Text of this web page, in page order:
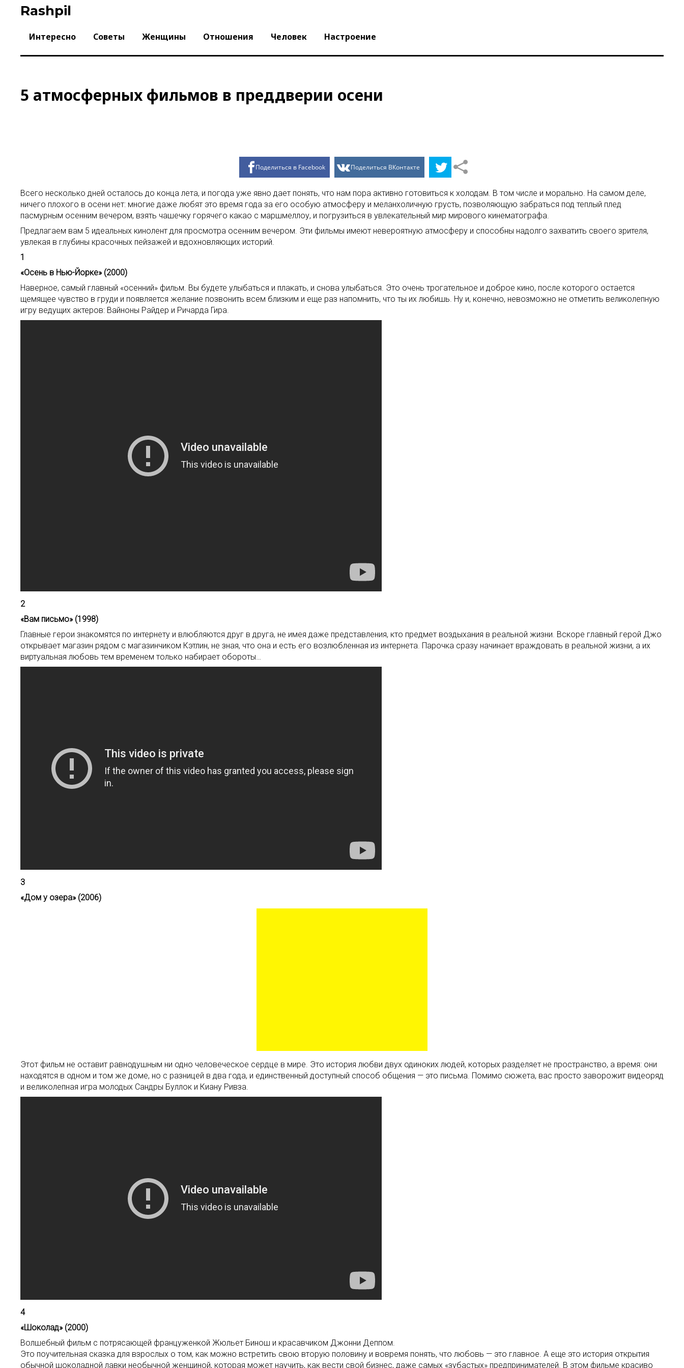
Rashpil
Интересно Советы Женщины Отношения Человек Настроение
5 атмосферных фильмов в преддверии осени
Поделиться в Facebook Поделиться ВКонтакте
Всего несколько дней осталось до конца лета, и погода уже явно дает понять, что нам пора активно готовиться к холодам. В том числе и морально. На самом деле,
ничего плохого в осени нет: многие даже любят это время года за его особую атмосферу и меланхоличную грусть, позволяющую забраться под теплый плед
пасмурным осенним вечером, взять чашечку горячего какао с маршмеллоу, и погрузиться в увлекательный мир мирового кинематографа.
Предлагаем вам 5 идеальных кинолент для просмотра осенним вечером. Эти фильмы имеют невероятную атмосферу и способны надолго захватить своего зрителя,
увлекая в глубины красочных пейзажей и вдохновляющих историй.
1
«Осень в Нью-Йорке» (2000)
Наверное, самый главный «осенний» фильм. Вы будете улыбаться и плакать, и снова улыбаться. Это очень трогательное и доброе кино, после которого остается
щемящее чувство в груди и появляется желание позвонить всем близким и еще раз напомнить, что ты их любишь. Ну и, конечно, невозможно не отметить великолепную
игру ведущих актеров: Вайноны Райдер и Ричарда Гира.
2
«Вам письмо» (1998)
Главные герои знакомятся по интернету и влюбляются друг в друга, не имея даже представления, кто предмет воздыхания в реальной жизни. Вскоре главный герой Джо
открывает магазин рядом с магазинчиком Кэтлин, не зная, что она и есть его возлюбленная из интернета. Парочка сразу начинает враждовать в реальной жизни, а их
виртуальная любовь тем временем только набирает обороты…
3
«Дом у озера» (2006)
Этот фильм не оставит равнодушным ни одно человеческое сердце в мире. Это история любви двух одиноких людей, которых разделяет не пространство, а время: они
находятся в одном и том же доме, но с разницей в два года, и единственный доступный способ общения — это письма. Помимо сюжета, вас просто заворожит видеоряд
и великолепная игра молодых Сандры Буллок и Киану Ривза.
4
«Шоколад» (2000)
Волшебный фильм с потрясающей француженкой Жюльет Бинош и красавчиком Джонни Деппом.
Это поучительная сказка для взрослых о том, как можно встретить свою вторую половину и вовремя понять, что любовь — это главное. А еще это история открытия
обычной шоколадной лавки необычной женщиной, которая может научить, как вести свой бизнес, даже самых «зубастых» предпринимателей. В этом фильме красиво